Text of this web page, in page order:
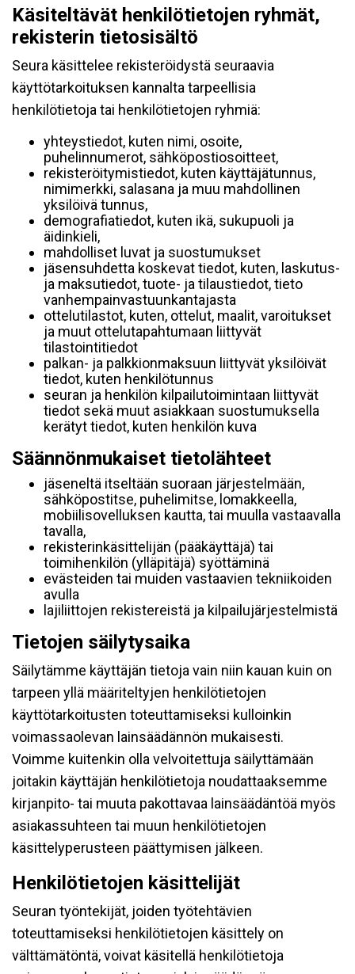
Käsiteltävät henkilötietojen ryhmät,
rekisterin tietosisältö
Seura käsittelee rekisteröidystä seuraavia
käyttötarkoituksen kannalta tarpeellisia
henkilötietoja tai henkilötietojen ryhmiä:
yhteystiedot, kuten nimi, osoite,
puhelinnumerot, sähköpostiosoitteet,
rekisteröitymistiedot, kuten käyttäjätunnus,
nimimerkki, salasana ja muu mahdollinen
yksilöivä tunnus,
demografiatiedot, kuten ikä, sukupuoli ja
äidinkieli,
mahdolliset luvat ja suostumukset
jäsensuhdetta koskevat tiedot, kuten, laskutus-
ja maksutiedot, tuote- ja tilaustiedot, tieto
vanhempainvastuunkantajasta
ottelutilastot, kuten, ottelut, maalit, varoitukset
ja muut ottelutapahtumaan liittyvät
tilastointitiedot
palkan- ja palkkionmaksuun liittyvät yksilöivät
tiedot, kuten henkilötunnus
seuran ja henkilön kilpailutoimintaan liittyvät
tiedot sekä muut asiakkaan suostumuksella
kerätyt tiedot, kuten henkilön kuva
Säännönmukaiset tietolähteet
jäseneltä itseltään suoraan järjestelmään,
sähköpostitse, puhelimitse, lomakkeella,
mobiilisovelluksen kautta, tai muulla vastaavalla
tavalla,
rekisterinkäsittelijän (pääkäyttäjä) tai
toimihenkilön (ylläpitäjä) syöttäminä
evästeiden tai muiden vastaavien tekniikoiden
avulla
lajiliittojen rekistereistä ja kilpailujärjestelmistä
Tietojen säilytysaika
Säilytämme käyttäjän tietoja vain niin kauan kuin on
tarpeen yllä määriteltyjen henkilötietojen
käyttötarkoitusten toteuttamiseksi kulloinkin
voimassaolevan lainsäädännön mukaisesti.
Voimme kuitenkin olla velvoitettuja säilyttämään
joitakin käyttäjän henkilötietoja noudattaaksemme
kirjanpito- tai muuta pakottavaa lainsäädäntöä myös
asiakassuhteen tai muun henkilötietojen
käsittelyperusteen päättymisen jälkeen.
Henkilötietojen käsittelijät
Seuran työntekijät, joiden työtehtävien
toteuttamiseksi henkilötietojen käsittely on
välttämätöntä, voivat käsitellä henkilötietoja